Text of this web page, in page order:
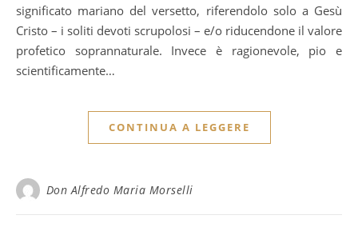
significato mariano del versetto, riferendolo solo a Gesù
Cristo – i soliti devoti scrupolosi – e/o riducendone il valore
profetico soprannaturale. Invece è ragionevole, pio e
scientificamente…
CONTINUA A LEGGERE
Don Alfredo Maria Morselli